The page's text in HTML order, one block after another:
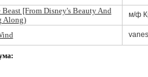
[From Disney's Beauty And
Along)
м/ф